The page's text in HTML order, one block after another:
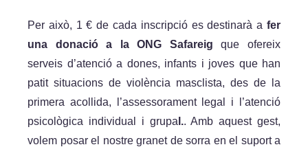
Per això, 1 € de cada inscripció es destinarà a fer
una donació a la ONG Safareigque ofereix
serveis d’atenció a dones, infants i joves que han
patit situacions de violència masclista, des de la
primera acollida, l’assessorament legal i l’atenció
psicològica individual i grupa l.. Amb aquest gest,
volem posar el nostre granet de sorra en el suport a